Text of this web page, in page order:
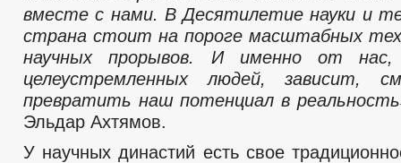
вместе с нами. В Десятилетие науки и
страна стоит на пороге масштабных
научных прорывов. И именно от
целеустремленных людей, зависит,
превратить наш потенциал в
Эльдар Ахтямов.
У научных династий есть свое